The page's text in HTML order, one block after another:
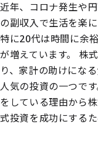
近年、コロナ発生や
の副収入で生活を楽
特に20代は時間に余
が増えています。
株
り、家計の助けにな
人気の投資の一つです
をしている理由から
式投資を成功にする